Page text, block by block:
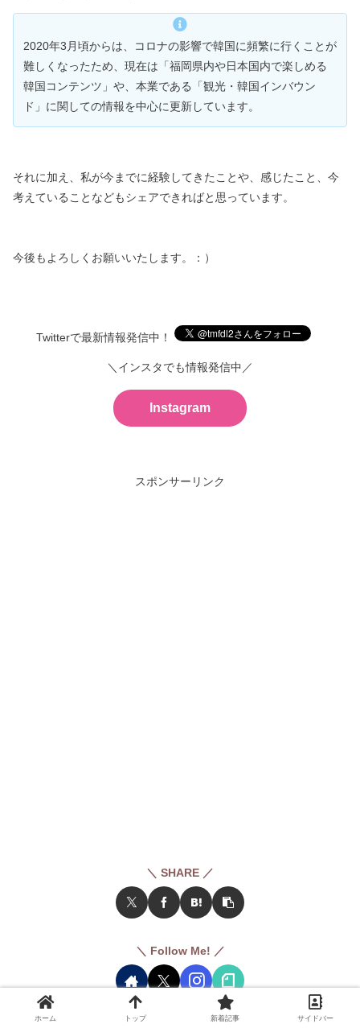
2020年3月頃からは、コロナの影響で韓国に頻繁に行くことが
難しくなったため、 現在は「福岡県内や日本国内で楽しめる
韓国コンテンツ」や、 本業である「観光・韓国インバウン
ド」に関しての情報を中心に更新しています。
それに加え、私が今までに経験してきたことや、感じたこと、 今
考えていることなどもシェアできればと思っています。
今後もよろしくお願いいたします。：）
Twitterで最新情報発信中！
＼インスタでも情報発信中／
Instagram
スポンサーリンク
＼ SHARE ／
＼ Follow Me! ／
ホーム トップ 新着記事 サイドバー